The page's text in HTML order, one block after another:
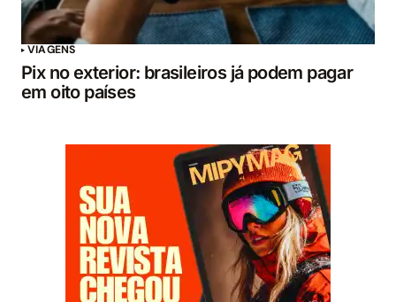
VIAGENS
Pix no exterior: brasileiros já podem pagar
em oito países